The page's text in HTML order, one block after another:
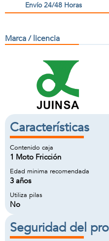
Envío 24/48 Horas
Marca / licencia
Características
Contenido caja
1 Moto Fricción
Edad minima recomendada
3 años
Utiliza pilas
No
Seguridad del